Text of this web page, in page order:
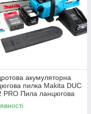
акумуляторна
пилка Makita DUC
PRO Пила ланцюгова
Makita 40V
35 см